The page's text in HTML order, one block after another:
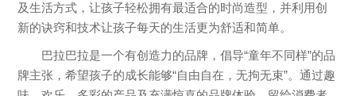
及生活方式，让孩子轻松拥有最适合的时尚造型，并利用创
新的诀窍和技术让孩子每天的生活更为舒适和简单。
巴拉巴拉是一个有创造力的品牌，倡导“童年不同样”的品
牌主张，希望孩子的成长能够“自由自在，无拘无束”。通过趣